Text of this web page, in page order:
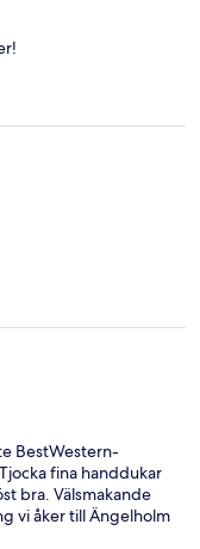
BestWestern-
fina handdukar
bra. Välsmakande
vi åker till Ängelholm